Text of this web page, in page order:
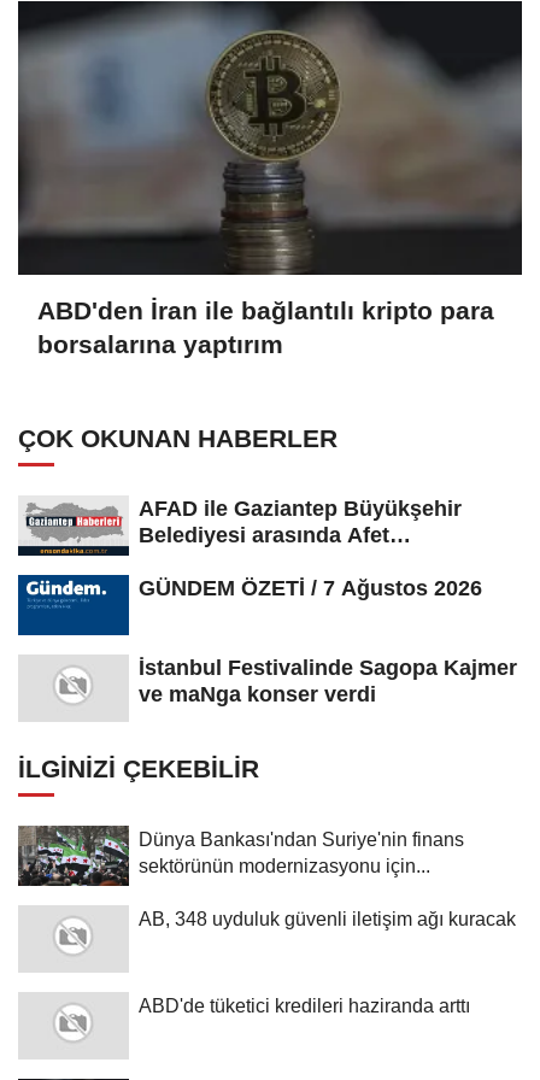
ABD'den İran ile bağlantılı kripto para
borsalarına yaptırım
ÇOK OKUNAN HABERLER
AFAD ile Gaziantep Büyükşehir
Belediyesi arasında Afet
GÜNDEM ÖZETİ / 7 Ağustos 2026
İstanbul Festivalinde Sagopa Kajmer
ve maNga konser verdi
İLGINIZI ÇEKEBILIR
Dünya Bankası'ndan Suriye'nin finans
sektörünün modernizasyonu için...
AB, 348 uyduluk güvenli iletişim ağı kuracak
ABD'de tüketici kredileri haziranda arttı